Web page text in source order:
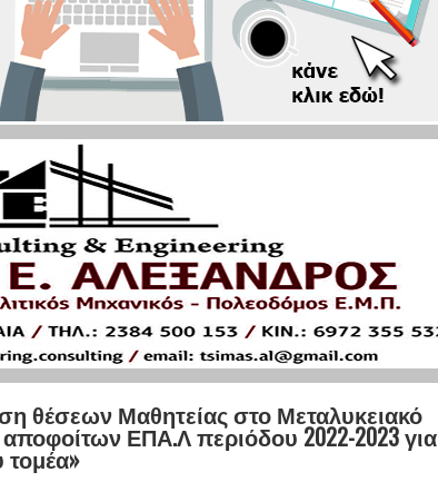
θέσεων Μαθητείας στο Μεταλυκειακό
ΕΠΑ.Λ περιόδου 2022-2023 για
τομέα»